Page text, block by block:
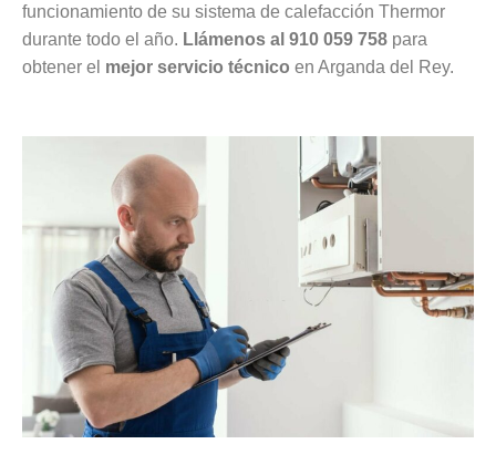
funcionamiento de su sistema de calefacción Thermor
durante todo el año. Llámenos al 910 059 758 para
obtener el mejor servicio técnico en Arganda del Rey.